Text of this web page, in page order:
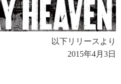
以下リリースより
2015年4月3日